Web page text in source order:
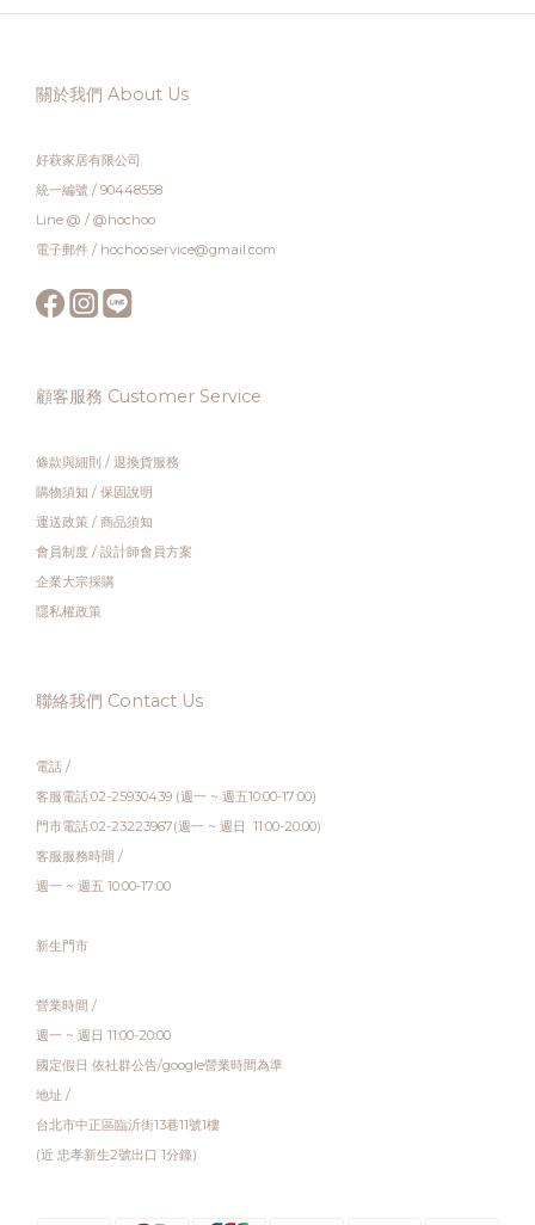
關於我們 About Us
好萩家居有限公司
統一編號 / 90448558
Line @ / @hochoo
電子郵件 / hochoo.service@gmail.com
顧客服務 Customer Service
條款與細則 / 退換貨服務
購物須知 / 保固說明
運送政策 / 商品須知
會員制度 / 設計師會員方案
企業大宗採購
隱私權政策
聯絡我們 Contact Us
電話 /
客服電話:02-25930439 (週一 ~ 週五10:00-17:00)
門市電話:02-23223967(週一 ~ 週日 11:00-20:00)
客服服務時間 /
週一 ~ 週五 10:00-17:00
新生門市
營業時間 /
週一 ~ 週日 11:00-20:00
國定假日 依社群公告/google營業時間為準
地址 /
台北市中正區臨沂街13巷11號1樓
(近 忠孝新生2號出口 1分鐘)